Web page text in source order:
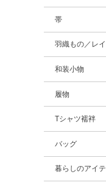
帯
羽織もの／レ
和装小物
履物
Tシャツ襦袢
バッグ
暮らしのアイ